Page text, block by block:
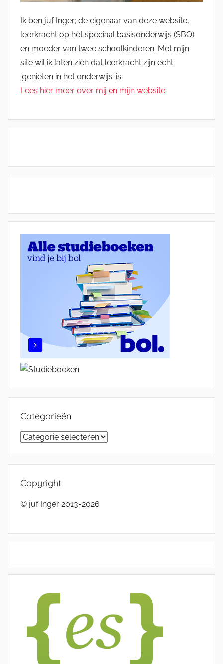
Ik ben juf Inger; de eigenaar van deze website,
leerkracht op het speciaal basisonderwijs (SBO)
en moeder van twee schoolkinderen. Met mijn
site wil ik laten zien dat leerkracht zijn echt
'genieten in het onderwijs' is.
Lees hier meer over mij en mijn website.
Categorieën
Categorieën
Copyright
© juf Inger 2013-2026